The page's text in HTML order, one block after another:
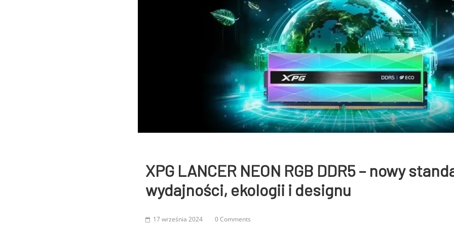
XPG LANCER NEON RGB DDR5 – nowy
wydajności, ekologii i designu
17 września 2024 0 Comments